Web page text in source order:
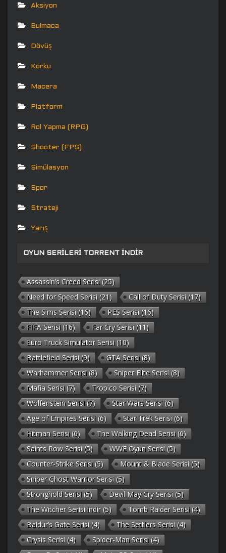
Aksiyon
Bulmaca
Dövüş
Korku
Macera
Platform
Rol Yapma (RPG)
Shooter (FPS)
Simülasyon
Spor
Strateji
Yarış
OYUN SERILERI TORRENT İNDIR
Assassin’s Creed Serisi (25)
Need for Speed Serisi (21) Call of Duty Serisi (17)
The Sims Serisi (16) PES Serisi (16)
FIFA Serisi (16) Far Cry Serisi (11)
Euro Truck Simulator Serisi (10)
Battlefield Serisi (9) GTA Serisi (8)
Warhammer Serisi (8) Sniper Elite Serisi (8)
Mafia Serisi (7) Tropico Serisi (7)
Wolfenstein Serisi (7) Star Wars Serisi (6)
Age of Empires Serisi (6) Star Trek Serisi (6)
Hitman Serisi (6) The Walking Dead Serisi (6)
Saints Row Serisi (5) WWE Oyun Serisi (5)
Counter-Strike Serisi (5) Mount & Blade Serisi (5)
Sniper Ghost Warrior Serisi (5)
Stronghold Serisi (5) Devil May Cry Serisi (5)
The Witcher Serisi indir(5) Tomb Raider Serisi (4)
Baldur’s Gate Serisi (4) The Settlers Serisi (4)
Crysis Serisi (4) Spider-Man Serisi (4)